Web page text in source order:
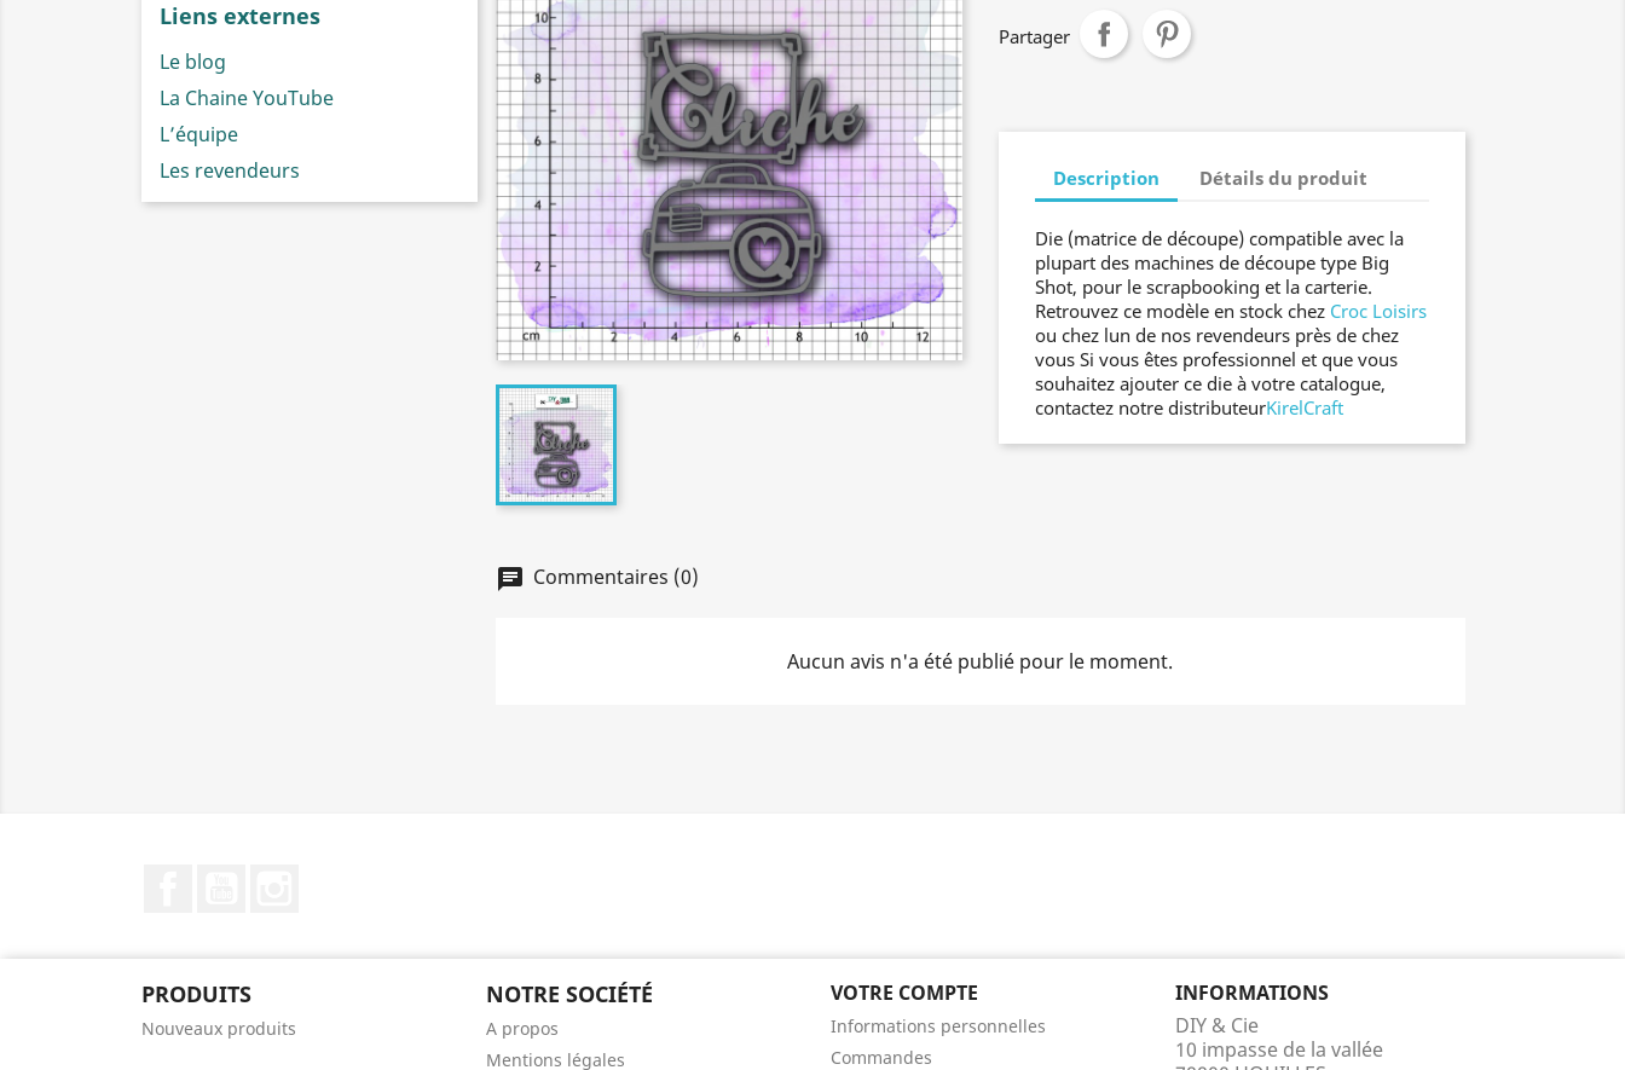
Liens externes
Le blog
La Chaine YouTube
L’équipe
Les revendeurs
Partager
Description Détails du produit
Die (matrice de découpe) compatible avec la
plupart des machines de découpe type Big
Shot, pour le scrapbooking et la carterie.
Retrouvez ce modèle en stock chez Croc Loisirs
ou chez lun de nos revendeurs près de chez
vous Si vous êtes professionnel et que vous
souhaitez ajouter ce die à votre catalogue,
contactez notre distributeurKirelCraft
chat Commentaires (0)
Aucun avis n'a été publié pour le moment.
PRODUITS
Nouveaux produits
NOTRE SOCIÉTÉ
A propos
Mentions légales
VOTRE COMPTE
Informations personnelles
Commandes
INFORMATIONS
DIY & Cie
10 impasse de la vallée